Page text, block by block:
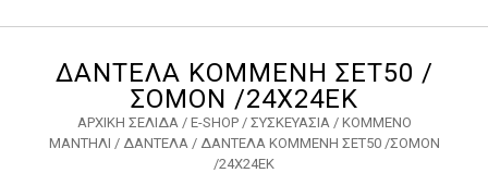
ΔΑΝΤΕΛΑ ΚΟΜΜΕΝΗ ΣΕΤ50 /
ΣΟΜΟΝ /24Χ24ΕΚ
ΑΡΧΙΚΉ ΣΕΛΊΔΑ/ E-SHOP/ ΣΥΣΚΕΥΑΣΙΑ/ ΚΟΜΜΕΝΟ
ΜΑΝΤΗΛΙ / ΔΑΝΤΕΛΑ/ ΔΑΝΤΕΛΑ ΚΟΜΜΕΝΗ ΣΕΤ50 /ΣΟΜΟΝ
/24Χ24ΕΚ